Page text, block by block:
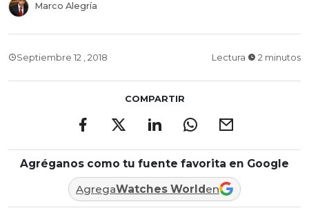
Marco Alegría
Septiembre 12 , 2018 Lectura 2 minutos
COMPARTIR
Agréganos como tu fuente favorita en Google
AgregaWatches Worlden